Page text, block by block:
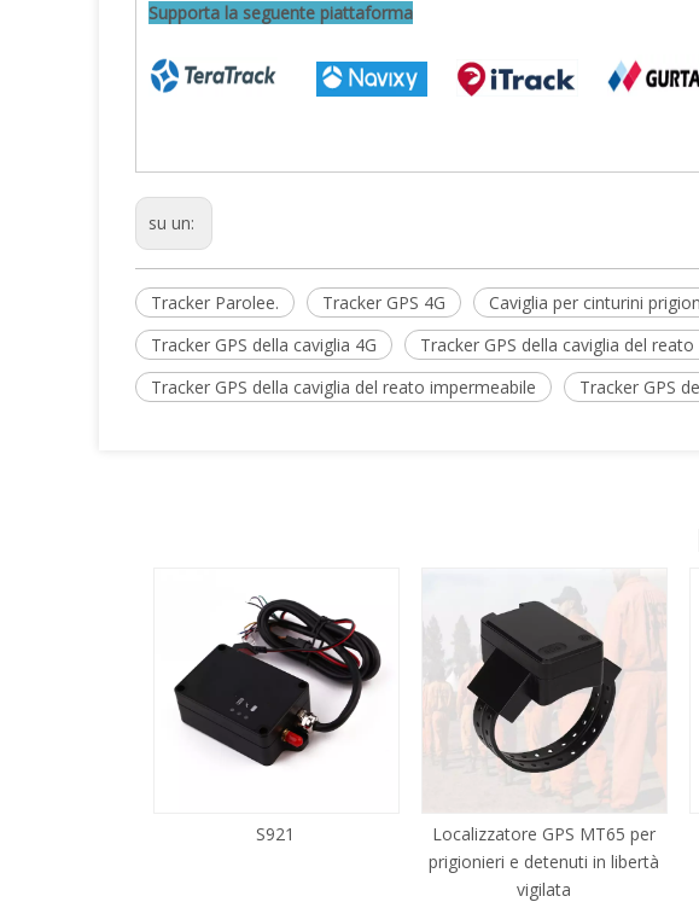
Supporta la seguente piattaforma
su un:
Tracker Parolee. Tracker GPS 4G Caviglia per cinturini
Tracker GPS della caviglia 4G
Tracker GPS della caviglia del
Tracker GPS della caviglia del reato impermeabile
Tracker GPS
S921
Localizzatore GPS MT65 per
prigionieri e detenuti in libertà
vigilata